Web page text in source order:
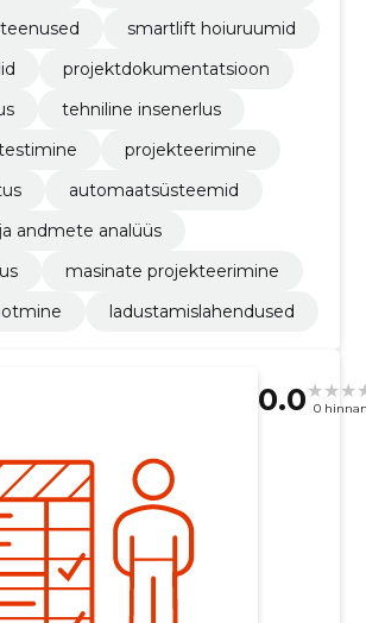
smartlift hoiuruumid
projektdokumentatsioon
tehniline insenerlus
projekteerimine
automaatsüsteemid
andmete analüüs
masinate projekteerimine
ladustamislahendused
0.0 0